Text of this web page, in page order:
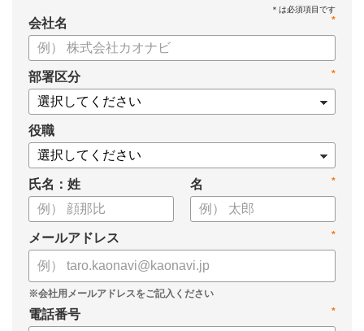
【資料の内容】
・KGI、KPIなどの用語をおさらい
・KPIツリーの作り方
・業種別のKPIツリー例
*
会社名
*
部署区分
役職
氏名：姓 *
名
*
メールアドレス
*
電話番号